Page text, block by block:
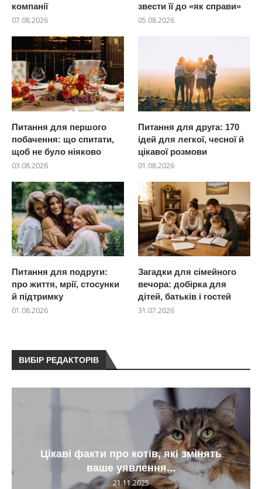
компанії
07.08.2026
звести її до «як справи»
05.08.2026
Питання для першого
побачення: що спитати,
щоб не було ніяково
03.08.2026
Питання для друга: 170
ідей для легкої, чесної й
цікавої розмови
01.08.2026
Питання для подруги:
про життя, мрії, стосунки
й підтримку
01.08.2026
Загадки для сімейного
вечора: добірка для
дітей, батьків і гостей
31.07.2026
ВИБІР РЕДАКТОРІВ
Цікаві факти про котів, які змінять
ваше уявлення...
21.11.2025